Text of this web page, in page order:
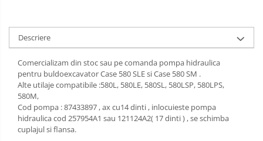
Descriere
Comercializam din stoc sau pe comanda pompa hidraulica
pentru buldoexcavator Case 580 SLE si Case 580 SM .
Alte utilaje compatibile :580L, 580LE, 580SL, 580LSP, 580LPS,
580M,
Cod pompa : 87433897 , ax cu14 dinti , inlocuieste pompa
hidraulica cod 257954A1 sau 121124A2( 17 dinti ) , se schimba
cuplajul si flansa.